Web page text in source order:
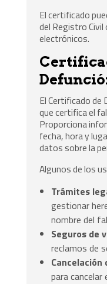
El certificado
del Registro
electrónicos.
El Certificado de
que certifica el
Proporciona
fecha, hora y
datos sobre la
Algunos de los
Trámites
gestionar
nombre del
Seguros de
reclamos de
para cancelar